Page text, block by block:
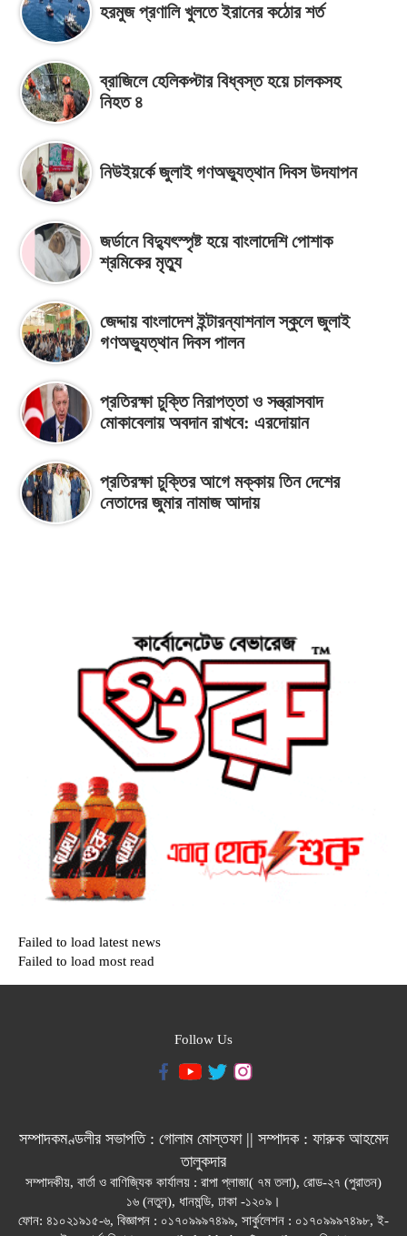
হরমুজ প্রণালি খুলতে ইরানের কঠোর শর্ত
ব্রাজিলে হেলিকপ্টার বিধ্বস্ত হয়ে চালকসহ
নিহত ৪
নিউইয়র্কে জুলাই গণঅভ্যুত্থান দিবস উদযাপন
জর্ডানে বিদ্যুৎস্পৃষ্ট হয়ে বাংলাদেশি পোশাক
শ্রমিকের মৃত্যু
জেদ্দায় বাংলাদেশ ইন্টারন্যাশনাল স্কুলে জুলাই
গণঅভ্যুত্থান দিবস পালন
প্রতিরক্ষা চুক্তি নিরাপত্তা ও সন্ত্রাসবাদ
মোকাবেলায় অবদান রাখবে: এরদোয়ান
প্রতিরক্ষা চুক্তির আগে মক্কায় তিন দেশের
নেতাদের জুমার নামাজ আদায়
Failed to load latest news
Failed to load most read
Follow Us
সম্পাদকমণ্ডলীর সভাপতি : গোলাম মোস্তফা || সম্পাদক : ফারুক আহমেদ
তালুকদার
সম্পাদকীয়, বার্তা ও বাণিজ্যিক কার্যালয় : রাপা প্লাজা( ৭ম তলা), রোড-২৭ (পুরাতন)
১৬ (নতুন), ধানমন্ডি, ঢাকা -১২০৯।
ফোন: ৪১০২১৯১৫-৬, বিজ্ঞাপন : ০১৭০৯৯৯৭৪৯৯, সার্কুলেশন : ০১৭০৯৯৯৭৪৯৮, ই-